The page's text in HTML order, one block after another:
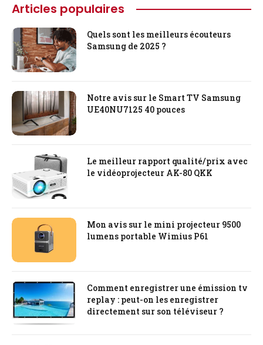
Articles populaires
Quels sont les meilleurs écouteurs
Samsung de 2025 ?
Notre avis sur le Smart TV Samsung
UE40NU7125 40 pouces
Le meilleur rapport qualité/prix avec
le vidéoprojecteur AK-80 QKK
Mon avis sur le mini projecteur 9500
lumens portable Wimius P61
Comment enregistrer une émission tv
replay : peut-on les enregistrer
directement sur son téléviseur ?